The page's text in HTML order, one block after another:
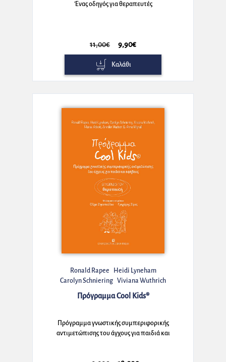
Ένας οδηγός για θεραπευτές
11,00€ 9,90€
Καλάθι
Ronald Rapee
Heidi Lyneham
Carolyn Schniering Viviana Wuthrich
Maree Abbott
Jennifer Hudson Anne Wignall
Πρόγραμμα Cool Kids®
Πρόγραμμα γνωστικής συμπεριφορικής
αντιμετώπισης του άγχους για παιδιά και